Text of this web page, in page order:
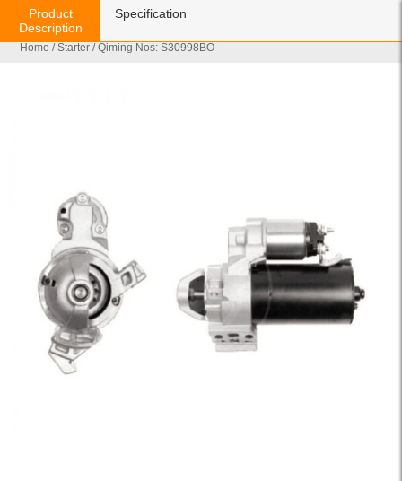
Home /Starter / Qiming Nos: S30998BO
Product
Description
Specification